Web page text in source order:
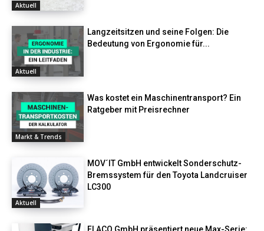
Aktuell
Aktuell
Langzeitsitzen und seine Folgen: Die
Bedeutung von Ergonomie für...
Markt & Trends
Was kostet ein Maschinentransport? Ein
Ratgeber mit Preisrechner
Aktuell
MOV´IT GmbH entwickelt Sonderschutz-
Bremssystem für den Toyota Landcruiser
LC300